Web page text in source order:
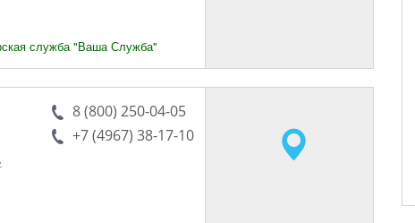
служба "Ваша Служба"
,
8 (800) 250-04-05
+7 (4967) 38-17-10